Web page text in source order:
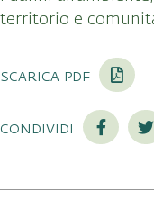
territorio e
scarica pdf
condividi